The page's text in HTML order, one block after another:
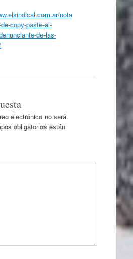
nota
copy-paste-al-
de-las-
electrónico no será
obligatorios están